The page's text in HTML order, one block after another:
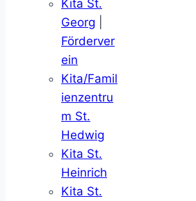
Kita St.
Georg
Förderver
ein
Kita/Famil
ienzentru
m St.
Hedwig
Kita St.
Heinrich
Kita St.